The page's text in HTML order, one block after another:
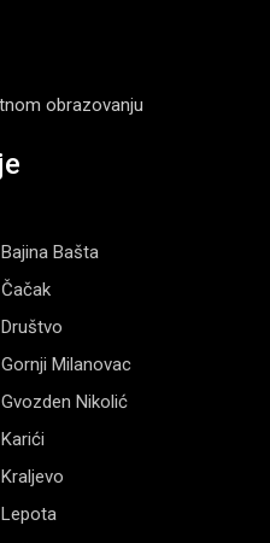
obrazovanju
Bajina Bašta
Čačak
Društvo
Gornji Milanovac
Gvozden Nikolić
Karići
Kraljevo
Lepota